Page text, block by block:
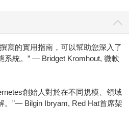
寫的實用指南，可以幫助您深入了
系統。” — Bridget Kromhout, 微軟
創始人對於在不同規模、領域
。”— Bilgin Ibryam, Red Hat首席架